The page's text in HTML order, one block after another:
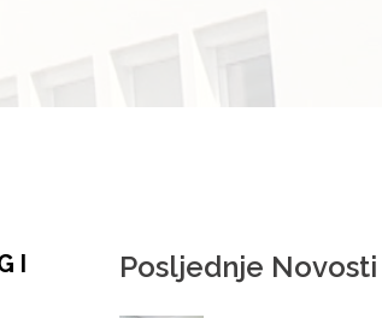
I
Posljednje Novosti